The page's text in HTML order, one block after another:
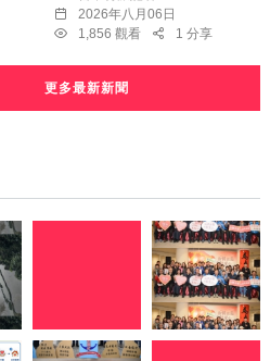
2026年八月06日
1,856 觀看
1 分享
更多最新新聞